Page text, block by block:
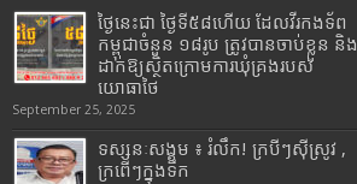
ថ្ងៃនេះជា ថ្ងៃទី៥៨ហើយ ដែលវីរកងទ័ព
កម្ពុជាចំនួន ១៨រូប ត្រូវបានចាប់ខ្លួន និង
ដាក់ឱ្យស្ថិតក្រោមការឃុំគ្រងរបស់
យោធាថៃ
September 25, 2025
ទស្សនៈសង្គម ៖ រំលឹក! ក្របីៗស៊ីស្រូវ ,
ក្រពើៗក្នុងទឹក